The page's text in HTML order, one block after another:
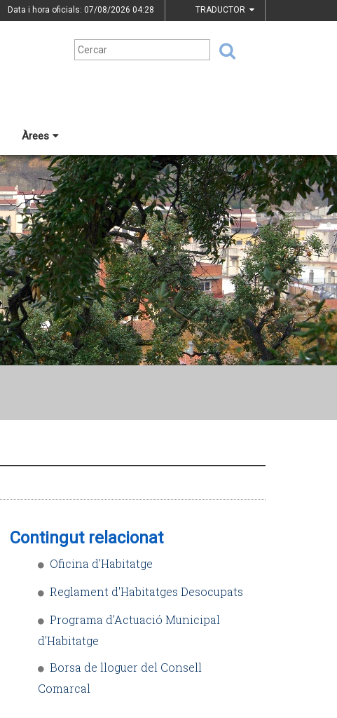
Data i hora oficials: 07/08/2026 04:28 TRADUCTOR
Àrees
Contingut relacionat
Oficina d'Habitatge
Reglament d'Habitatges Desocupats
Programa d'Actuació Municipal
d'Habitatge
Borsa de lloguer del Consell
Comarcal